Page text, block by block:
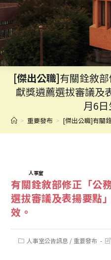
跳
轉
至
主
[傑出公職]有關銓敘
獻獎遴薦選拔審議及
月6日
> 重要發布 > [傑出公職]有關
人事室
有關銓敘部修正「公
選拔審議及表揚要點
效。
Post人事室公告訊息 / 重要發布